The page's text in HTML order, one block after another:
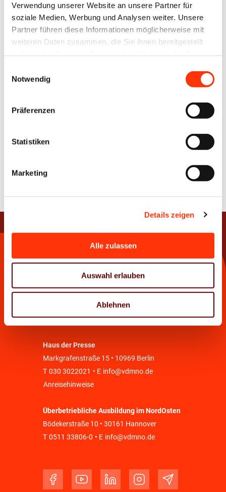
Verwendung unserer Website an unsere Partner für
soziale Medien, Werbung und Analysen weiter. Unsere
Partner führen diese Informationen möglicherweise mit
weiteren Daten zusammen, die Sie ihnen bereitgestellt
Notwendig
Präferenzen
Statistiken
Marketing
Details zeigen
Alle zulassen
Auswahl erlauben
Ablehnen
Leistungsangebote
Rechtsberatung
Umwelt &
Nachhaltigkeit
& Controlling
Produktion &
Prozesse
Ausbildung Weiterbildung
Print
Kontakt
Haus der Medien
Bödekerstraße 10 • 30161 Hannover
• Einfo@vdmno.de
Anreisehinweise
Haus der Presse
Markgrafenstraße 15 • 10969 Berlin
T 030 3022021 • E info@vdmno.de
Anreisehinweise
Überbetriebliche Ausbildung im NordOsten
Bödekerstraße 10 • 30161 Hannover
T 0511 33806-0 • E info@vdmno.de